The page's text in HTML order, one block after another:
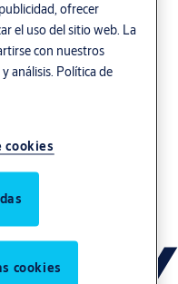
ofrecer
el uso del sitio web. La
con nuestros
análisis. Política de
cookies
cookies